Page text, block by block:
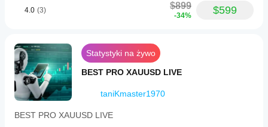
4.0 (3) $899
-34% $599
Statystyki na żywo
BEST PRO XAUUSD LIVE
taniKmaster1970
BEST PRO XAUUSD LIVE